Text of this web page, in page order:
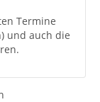
Termine
und auch die